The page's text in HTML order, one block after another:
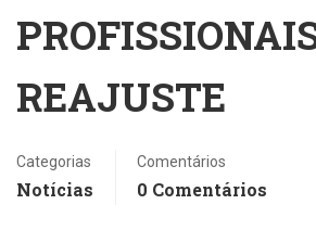
REAJUSTE
Categorias
Notícias
Comentários
0 Comentários